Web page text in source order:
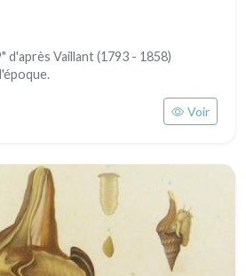
d'après Vaillant (1793 - 1858)
Voir